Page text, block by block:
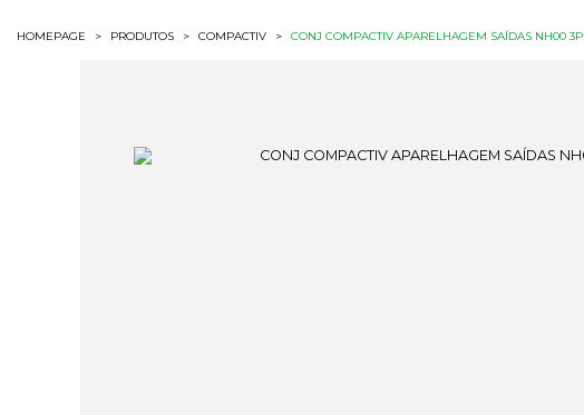
HOMEPAGE > PRODUTOS > COMPACTIV > CONJ COMPACTIV APARELHAGEM SAÍDAS NH00 3P